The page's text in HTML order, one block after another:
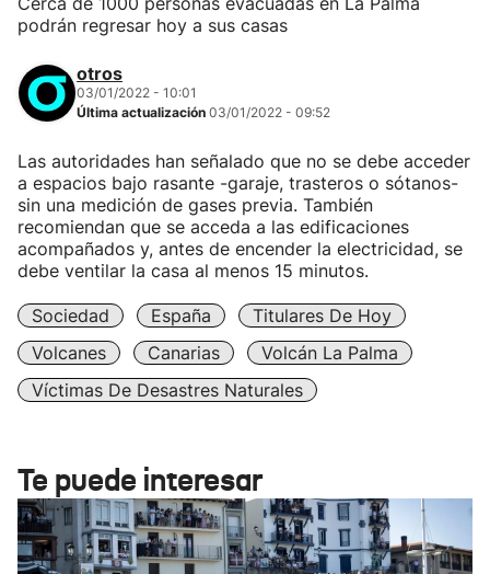
podrán regresar hoy a sus casas
otros
03/01/2022 - 10:01
Última actualización 03/01/2022 - 09:52
Las autoridades han señalado que no se debe acceder
a espacios bajo rasante -garaje, trasteros o sótanos-
sin una medición de gases previa. También
recomiendan que se acceda a las edificaciones
acompañados y, antes de encender la electricidad, se
debe ventilar la casa al menos 15 minutos.
Sociedad España
Titulares De Hoy
Volcanes
Canarias
Volcán La Palma
Víctimas De Desastres Naturales
Te puede interesar